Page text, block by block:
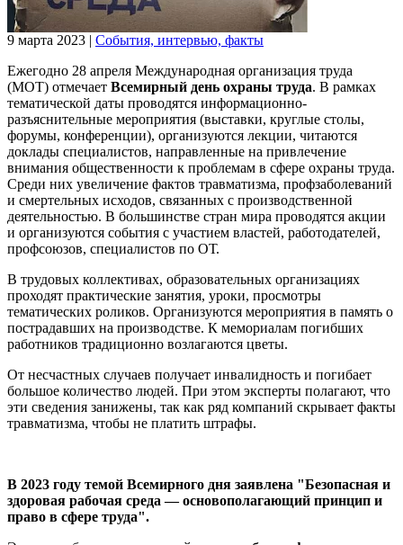
9 марта 2023 | События, интервью, факты
Ежегодно 28 апреля Международная организация труда
(МОТ) отмечает Всемирный день охраны труда. В рамках
тематической даты проводятся информационно-
разъяснительные мероприятия (выставки, круглые столы,
форумы, конференции), организуются лекции, читаются
доклады специалистов, направленные на привлечение
внимания общественности к проблемам в сфере охраны труда.
Среди них увеличение фактов травматизма, профзаболеваний
и смертельных исходов, связанных с производственной
деятельностью. В большинстве стран мира проводятся акции
и организуются события с участием властей, работодателей,
профсоюзов, специалистов по ОТ.
В трудовых коллективах, образовательных организациях
проходят практические занятия, уроки, просмотры
тематических роликов. Организуются мероприятия в память о
пострадавших на производстве. К мемориалам погибших
работников традиционно возлагаются цветы.
От несчастных случаев получает инвалидность и погибает
большое количество людей. При этом эксперты полагают, что
эти сведения занижены, так как ряд компаний скрывает факты
травматизма, чтобы не платить штрафы.
В 2023 году темой Всемирного дня заявлена "Безопасная и
здоровая рабочая среда — основополагающий принцип и
право в сфере труда".